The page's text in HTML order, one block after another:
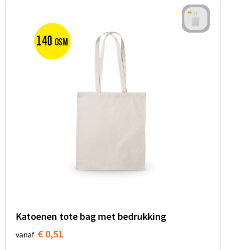
Katoenen tote bag met bedrukking
vanaf € 0,51